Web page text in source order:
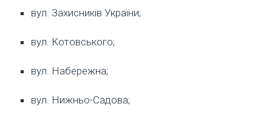
вул. Захисників України;
вул. Котовського;
вул. Набережна;
вул. Нижньо-Садова;